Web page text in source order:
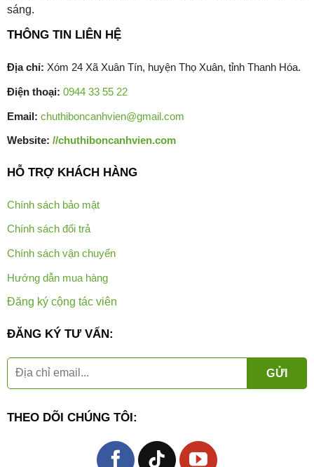
sáng.
THÔNG TIN LIÊN HỆ
Địa chỉ: Xóm 24 Xã Xuân Tín, huyện Thọ Xuân, tỉnh Thanh Hóa.
Điện thoại: 0944 33 55 22
Email: chuthiboncanhvien@gmail.com
Website: //chuthiboncanhvien.com
HỖ TRỢ KHÁCH HÀNG
Chính sách bảo mật
Chính sách đổi trả
Chính sách vận chuyển
Hướng dẫn mua hàng
Đăng ký cộng tác viên
ĐĂNG KÝ TƯ VẤN:
THEO DÕI CHÚNG TÔI: